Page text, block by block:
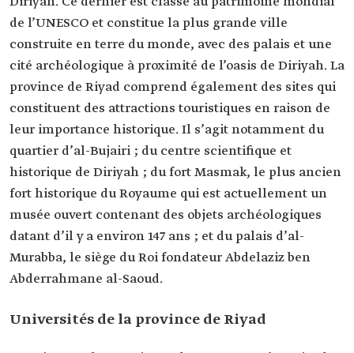
de l’UNESCO et constitue la plus grande ville
construite en terre du monde, avec des palais et une
cité archéologique à proximité de l’oasis de Diriyah. La
province de Riyad comprend également des sites qui
constituent des attractions touristiques en raison de
leur importance historique. Il s’agit notamment du
quartier d’al-Bujairi ; du centre scientifique et
historique de Diriyah ; du fort Masmak, le plus ancien
fort historique du Royaume qui est actuellement un
musée ouvert contenant des objets archéologiques
datant d’il y a environ 147 ans ; et du palais d’al-
Murabba, le siège du Roi fondateur Abdelaziz ben
Abderrahmane al-Saoud.
Universités de la province de Riyad